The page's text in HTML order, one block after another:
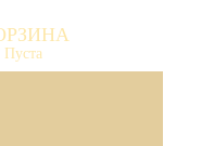
Пуста